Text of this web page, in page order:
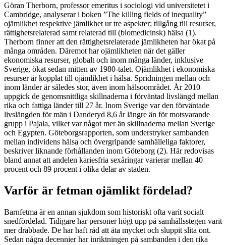
Göran Therborn, professor emeritus i sociologi vid universitetet i
Cambridge, analyserar i boken ”The killing fields of inequality”
ojämlikhet respektive jämlikhet ur tre aspekter; tillgång till resurser,
rättighetsrelaterad samt relaterad till (biomedicinsk) hälsa (1).
Therborn finner att den rättighetsrelaterade jämlikheten har ökat på
många områden. Däremot har ojämlikheten när det gäller
ekonomiska resurser, globalt och inom många länder, inklusive
Sverige, ökat sedan mitten av 1980-talet. Ojämlikhet i ekonomiska
resurser är kopplat till ojämlikhet i hälsa. Spridningen mellan och
inom länder är således stor, även inom hälsoområdet. År 2010
uppgick de genomsnittliga skillnaderna i förväntad livslängd mellan
rika och fattiga länder till 27 år. Inom Sverige var den förväntade
livslängden för män i Danderyd 8,6 år längre än för motsvarande
grupp i Pajala, vilket var något mer än skillnaderna mellan Sverige
och Egypten. Göteborgsrapporten, som understryker sambanden
mellan individens hälsa och övergripande samhälleliga faktorer,
beskriver liknande förhållanden inom Göteborg (2). Här redovisas
bland annat att andelen kariesfria sexåringar varierar mellan 40
procent och 89 procent i olika delar av staden.
Varför är fetman ojämlikt fördelad?
Barnfetma är en annan sjukdom som historiskt ofta varit socialt
snedfördelad. Tidigare har personer högt upp på samhällsstegen varit
mer drabbade. De har haft råd att äta mycket och sluppit slita ont.
Sedan några decennier har inriktningen på sambanden i den rika